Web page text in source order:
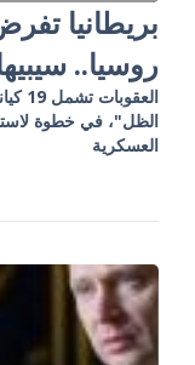
بريطانيا
روسيا..
الظل"، في خطوة
العسكرية